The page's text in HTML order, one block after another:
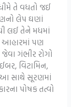
તે વધતો જઈ
લેપ ઘણાં
લઈ તેને મધમાં
આહારમાં પણ
ગંભીર રોગો
વિટામિન,
આ સાથે સૂરણમાં
પોષક તત્વો